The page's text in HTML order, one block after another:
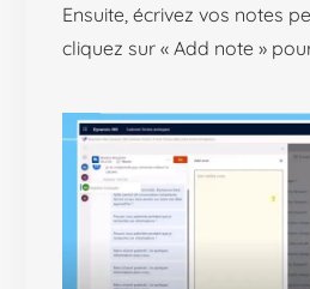
Ensuite, écrivez vos notes
cliquez sur « Add note »